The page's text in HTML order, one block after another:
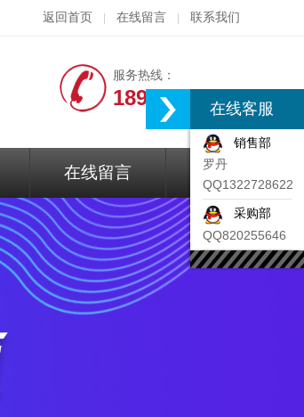
返回首页 在线留言 联系我们
服务热线：
18917074297
在线留言 联系我们
在线客服
销售部
罗丹
QQ1322728622
采购部
QQ820255646